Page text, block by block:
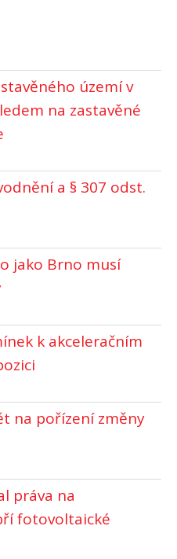
území v
na zastavěné
a § 307 odst.
jako Brno musí
k akceleračním
na pořízení změny
práva na
fotovoltaické